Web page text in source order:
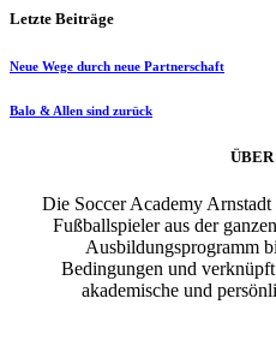
Letzte Beiträge
Neue Wege durch neue Partnerschaft
Balo & Allen sind zurück
ÜBER
Die Soccer Academy
Fußballspieler aus der
Ausbildungsprogramm
Bedingungen und
akademische und